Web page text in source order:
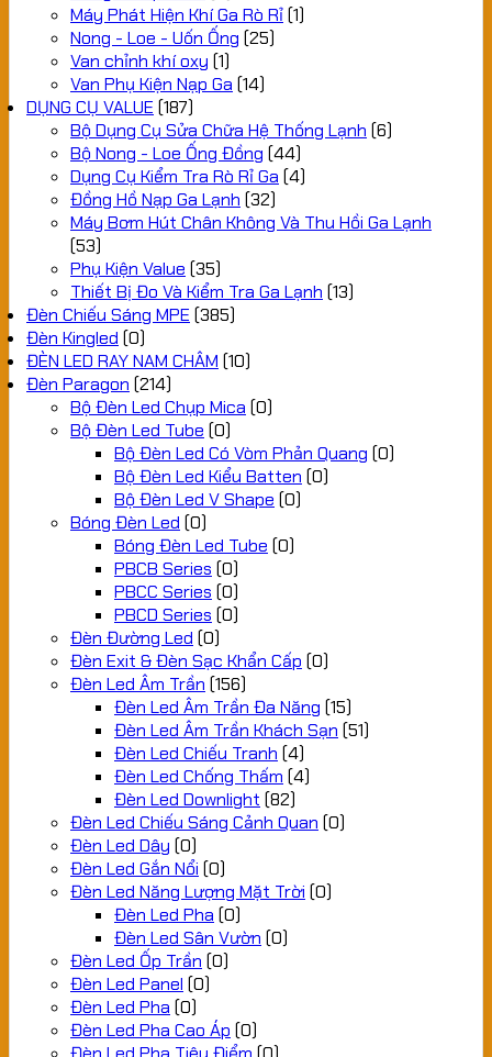
Máy Phát Hiện Khí Ga Rò Rỉ(1)
Nong - Loe - Uốn Ống (25)
Van chỉnh khí oxy (1)
Van Phụ Kiện Nạp Ga (14)
DỤNG CỤ VALUE (187)
Bộ Dụng Cụ Sửa Chữa Hệ Thống Lạnh (6)
Bộ Nong - Loe Ống Đồng (44)
Dụng Cụ Kiểm Tra Rò Rỉ Ga (4)
Đồng Hồ Nạp Ga Lạnh (32)
Máy Bơm Hút Chân Không Và Thu Hồi Ga Lạnh
(53)
Phụ Kiện Value (35)
Thiết Bị Đo Và Kiểm Tra Ga Lạnh (13)
Đèn Chiếu Sáng MPE (385)
Đèn Kingled (0)
ĐÈN LED RAY NAM CHÂM (10)
Đèn Paragon (214)
Bộ Đèn Led Chụp Mica (0)
Bộ Đèn Led Tube (0)
Bộ Đèn Led Có Vòm Phản Quang (0)
Bộ Đèn Led Kiểu Batten (0)
Bộ Đèn Led V Shape (0)
Bóng Đèn Led (0)
Bóng Đèn Led Tube (0)
PBCB Series (0)
PBCC Series (0)
PBCD Series (0)
Đèn Đường Led (0)
Đèn Exit & Đèn Sạc Khẩn Cấp (0)
Đèn Led Âm Trần (156)
Đèn Led Âm Trần Đa Năng (15)
Đèn Led Âm Trần Khách Sạn (51)
Đèn Led Chiếu Tranh (4)
Đèn Led Chống Thấm (4)
Đèn Led Downlight (82)
Đèn Led Chiếu Sáng Cảnh Quan (0)
Đèn Led Dây (0)
Đèn Led Gắn Nổi (0)
Đèn Led Năng Lượng Mặt Trời (0)
Đèn Led Pha (0)
Đèn Led Sân Vườn (0)
Đèn Led Ốp Trần (0)
Đèn Led Panel (0)
Đèn Led Pha (0)
Đèn Led Pha Cao Áp (0)